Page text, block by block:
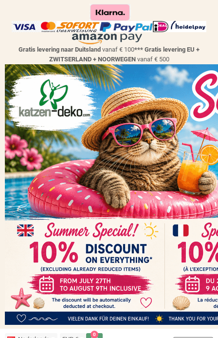
Gratis levering naar Duitsland vanaf € 100*** Gratis levering EU +
ZWITSERLAND + NOORWEGEN vanaf € 500
0